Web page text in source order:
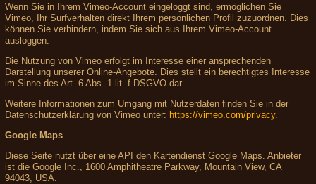
Wenn Sie in Ihrem Vimeo-Account eingeloggt sind, ermöglichen Sie
Vimeo, Ihr Surfverhalten direkt Ihrem persönlichen Profil zuzuordnen. Dies
können Sie verhindern, indem Sie sich aus Ihrem Vimeo-Account
ausloggen.
Die Nutzung von Vimeo erfolgt im Interesse einer ansprechenden
Darstellung unserer Online-Angebote. Dies stellt ein berechtigtes Interesse
im Sinne des Art. 6 Abs. 1 lit. f DSGVO dar.
Weitere Informationen zum Umgang mit Nutzerdaten finden Sie in der
Datenschutzerklärung von Vimeo unter: https://vimeo.com/privacy.
Google Maps
Diese Seite nutzt über eine API den Kartendienst Google Maps. Anbieter
ist die Google Inc., 1600 Amphitheatre Parkway, Mountain View, CA
94043, USA.